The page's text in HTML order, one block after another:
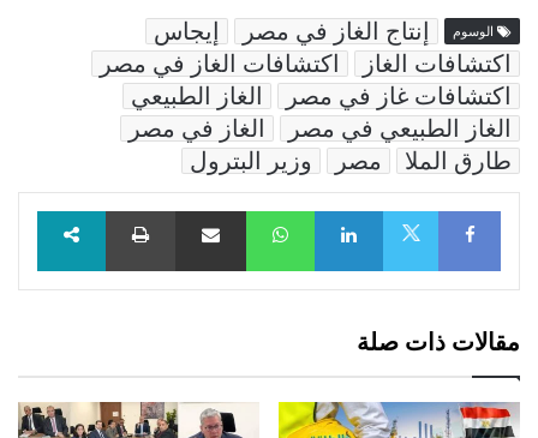
الوسوم إنتاج الغاز في مصر
إيجاس
اكتشافات الغاز
اكتشافات الغاز في مصر
اكتشافات غاز في مصر
الغاز الطبيعي
الغاز الطبيعي في مصر
الغاز في مصر
طارق الملا
مصر وزير البترول
Facebook
LinkedIn
WhatsAppمشاركة عبر البريد طباعة
مقالات ذات صلة